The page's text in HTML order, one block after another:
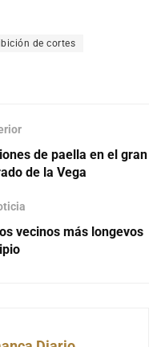
de cortes
de paella en el gran
de la Vega
vecinos más longevos